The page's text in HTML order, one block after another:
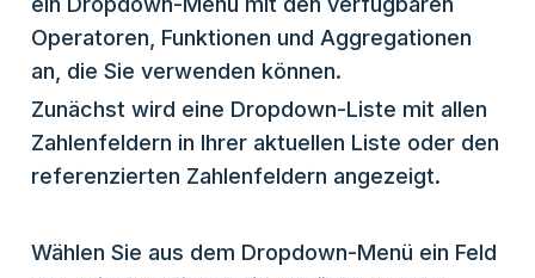
Operatoren, Funktionen und Aggregationen
an, die Sie verwenden können.
Zunächst wird eine Dropdown-Liste mit allen
Zahlenfeldern in Ihrer aktuellen Liste oder den
referenzierten Zahlenfeldern angezeigt.
Wählen Sie aus dem Dropdown-Menü ein Feld